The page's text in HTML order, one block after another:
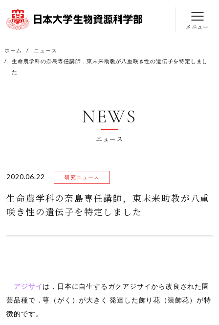
メニュー
ホーム
ニュース
生命農学科の奈島専任講師，東未来助教が八重咲き性の遺伝子を特定しまし
た
NEWS
ニュース
2020.06.22 研究ニュース
生命農学科の奈島専任講師，東未来助教が八重
咲き性の遺伝子を特定しました
アジサイは，日本に自生するガクアジサイから改良された園
芸品種で，萼（がく）が大きく 発達した飾り花（装飾花）が特
徴的です。